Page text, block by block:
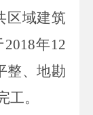
区域建筑
2018年12
整、地勘
工。